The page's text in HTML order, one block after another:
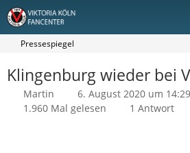
Pressespiegel
Klingenburg wieder bei
Martin
6. August 2020 um 14:29
1.960 Mal gelesen
1 Antwort